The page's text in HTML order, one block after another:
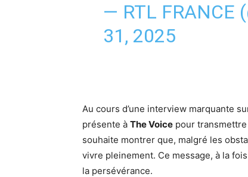
— RTL FRANCE
31, 2025
Au cours d’une interview marquante
présente à The Voice pour
souhaite montrer que, malgré les
vivre pleinement. Ce message, à la
la persévérance.